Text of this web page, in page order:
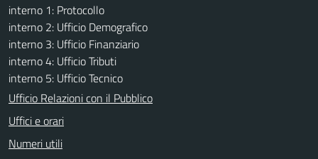
interno 1: Protocollo
interno 2: Ufficio Demografico
interno 3: Ufficio Finanziario
interno 4: Ufficio Tributi
interno 5: Ufficio Tecnico
Ufficio Relazioni con il Pubblico
Uffici e orari
Numeri utili